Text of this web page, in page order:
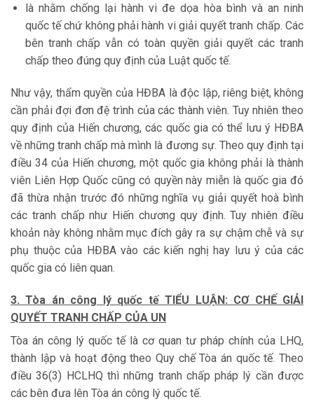
là nhằm chống lại hành vi đe dọa hòa bình và an ninh
quốc tế chứ không phải hành vi giải quyết tranh chấp. Các
bên tranh chấp vẫn có toàn quyền giải quyết các tranh
chấp theo đúng quy định của Luật quốc tế.
Như vậy, thẩm quyền của HĐBA là độc lập, riêng biệt, không
cần phải đợi đơn đệ trình của các thành viên. Tuy nhiên theo
quy định của Hiến chương, các quốc gia có thể lưu ý HĐBA
về những tranh chấp mà mình là đương sự. Theo quy định tại
điều 34 của Hiến chương, một quốc gia không phải là thành
viên Liên Hợp Quốc cũng có quyền này miễn là quốc gia đó
đã thừa nhận trước đó những nghĩa vụ giải quyết hoà bình
các tranh chấp như Hiến chương quy định. Tuy nhiên điều
khoản này không nhằm mục đích gây ra sự chậm chễ và sự
phụ thuộc của HĐBA vào các kiến nghị hay lưu ý của các
quốc gia có liên quan.
3. Tòa án công lý quốc tế TIỂU LUẬN: CƠ CHẾ GIẢI
QUYẾT TRANH CHẤP CỦA UN
Tòa án công lý quốc tế là cơ quan tư pháp chính của LHQ,
thành lập và hoạt động theo Quy chế Tòa án quốc tế. Theo
điều 36(3) HCLHQ thì những tranh chấp pháp lý cần được
các bên đưa lên Tòa án công lý quốc tế.